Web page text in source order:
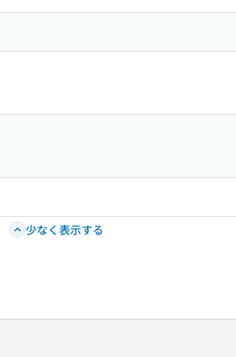
少なく表示する